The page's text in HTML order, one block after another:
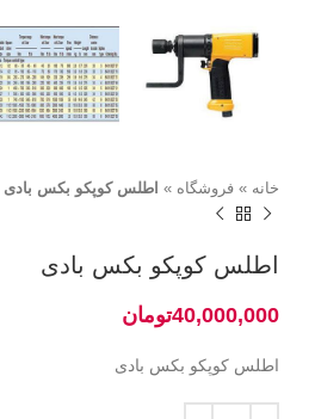
خانه » فروشگاه » اطلس کوپکو بکس بادی
اطلس کوپکو بکس بادی
تومان
اطلس کوپکو بکس بادی